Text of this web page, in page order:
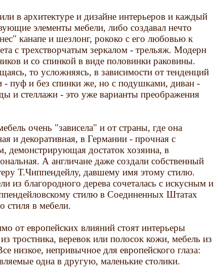
в архитектуре и дизайне интерьеров и каждый
элементы мебели, либо создавал нечто
канапе и шезлонг, рококо с его любовью к
с трехстворчатым зеркалом - трельяж. Модерн
и со спинкой в виде половинки раковины.
то усложняясь, в зависимости от тенденций
- пуф и без спинки же, но с подушками, диван -
и стеллажи - это уже варианты преображения
очень "зависела" и от страны, где она
и декоративная, в Германии - прочная с
демонстрирующая достаток хозяина, в
А англичане даже создали собственный
Т.Чиппендейлу, давшему имя этому стилю.
из благородного дерева сочеталась с искусным и
стилю в Соединенных Штатах
стиля в мебели.
от европейских влияний стоят интерьеры
тростника, веревок или полосок кожи, мебель из
низкое, непривычное для европейского глаза:
одна в другую, маленькие столики.